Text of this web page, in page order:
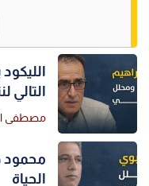
التالي
مصطفى
محمود
الحياة